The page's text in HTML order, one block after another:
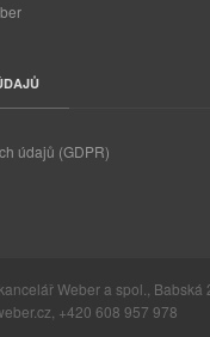
údajů (GDPR)
Weber a spol., Babská
+420 608 957 978